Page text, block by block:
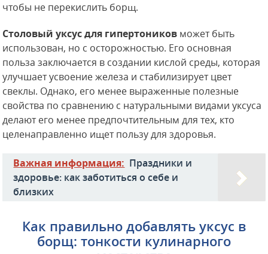
чтобы не перекислить борщ.
Столовый уксус для гипертоников может быть
использован, но с осторожностью. Его основная
польза заключается в создании кислой среды, которая
улучшает усвоение железа и стабилизирует цвет
свеклы. Однако, его менее выраженные полезные
свойства по сравнению с натуральными видами уксуса
делают его менее предпочтительным для тех, кто
целенаправленно ищет пользу для здоровья.
Важная информация: Праздники и
здоровье: как заботиться о себе и
близких
Как правильно добавлять уксус в
борщ: тонкости кулинарного